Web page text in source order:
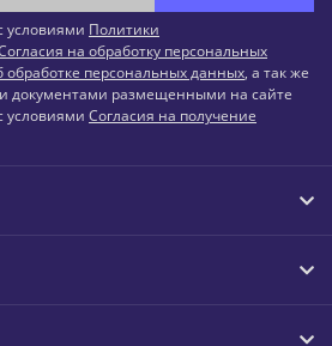
условиями Политики
на обработку персональных
персональных данных, а так же
документами размещенными на сайте
условиями Согласия на получение